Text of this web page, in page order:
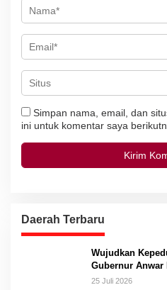
Simpan nama, email, dan
ini untuk komentar saya
Daerah Terbaru
Wujudkan
Gubernur Anwar
Gantung
25 Juli 2026